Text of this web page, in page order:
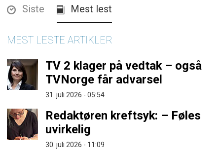
Siste Mest lest
MEST LESTE ARTIKLER
TV 2 klager på vedtak – også
TVNorge får advarsel
31. juli 2026 - 05:54
Redaktøren kreftsyk: – Føles
uvirkelig
30. juli 2026 - 11:09